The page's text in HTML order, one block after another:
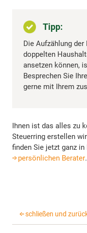
Tipp:
Die Aufzählung
doppelten
ansetzen können,
Besprechen Sie
gerne mit Ihrem
Ihnen ist das alles zu
Steuerring erstellen
finden Sie jetzt ganz in
persönlichen Berater.
schließen und